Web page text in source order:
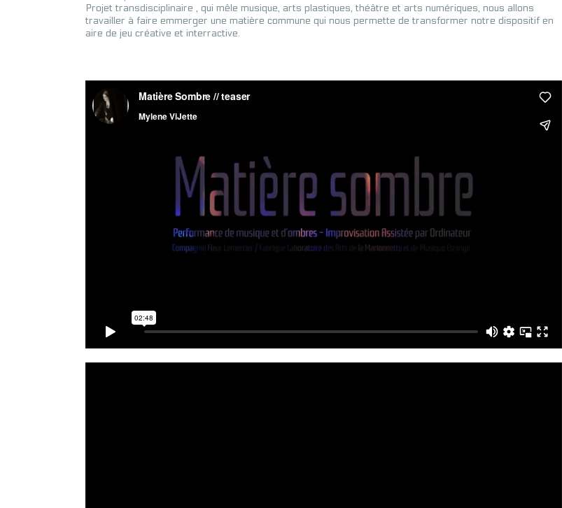
Projet transdisciplinaire , qui mêle musique, arts plastiques, théâtre et arts numériques, nous allons
travailler à faire emmerger une matière commune qui nous permette de transformer notre dispositif en
aire de jeu créative et interractive.